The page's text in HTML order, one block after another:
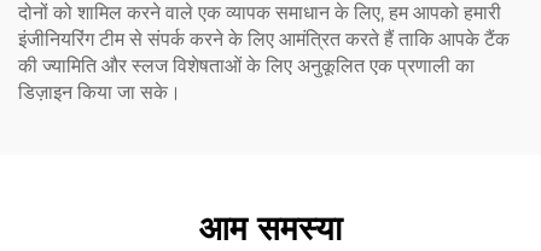
दोनों को शामिल करने वाले एक व्यापक समाधान के लिए, हम आपको हमारी
इंजीनियरिंग टीम से संपर्क करने के लिए आमंत्रित करते हैं ताकि आपके टैंक
की ज्यामिति और स्लज विशेषताओं के लिए अनुकूलित एक प्रणाली का
डिज़ाइन किया जा सके।
आम समस्या